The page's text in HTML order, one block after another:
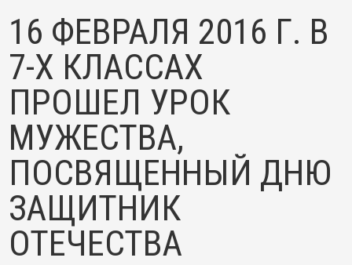
16 ФЕВРАЛЯ 2016 Г. В
7-Х КЛАССАХ
ПРОШЕЛ УРОК
МУЖЕСТВА,
ПОСВЯЩЕННЫЙ ДНЮ
ЗАЩИТНИК
ОТЕЧЕСТВА